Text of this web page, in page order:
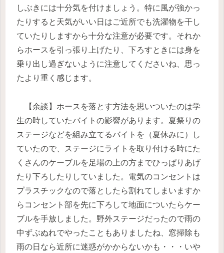
しぶきには十分気を付けましょう。特に風が強かっ
たりすると天気がいい日はご近所でも洗濯物を干し
ていたり しますから十分な注意が必要です。それか
らホースを引っ張り上げたり、下ろすときには身を
乗り出し過ぎないよう に注意してくださいね、思っ
たより重く感じます。
【余談】ホースを落とす方法を思いついたのは学
生の時していたバイトの影響があります。夏祭りの
ステージなどを組み立てるバイトを（夏休みに）し
ていたので、ステージにライトを取り付ける時にた
くさんのケーブルを足場の上の方までひっぱりあげ
たり下ろしたりしていました。電気のコンセントは
プラスチックなので落としたら割れてしまいますか
らコンセント部を先に下ろして地面についたらケー
ブルを手放しました。野外ステージだったので雨の
中ずぶぬれでやったこともありましたね、窓掃除も
雨の日なら近所に迷惑がかからないかも・・・いや